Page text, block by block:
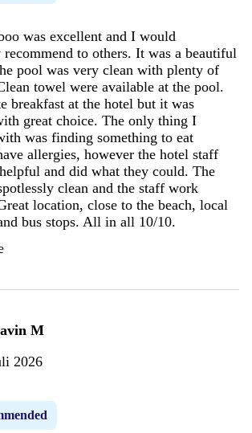
was excellent and I would
to others. It was a beautiful
pool was very clean with plenty of
towel were available at the pool.
breakfast at the hotel but it was
great choice. The only thing I
was finding something to eat
allergies, however the hotel staff
and did what they could. The
clean and the staff work
location, close to the beach, local
bus stops. All in all 10/10.
M
2026